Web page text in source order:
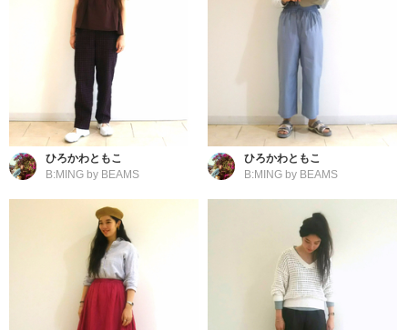
ひろかわともこ
B:MING by BEAMS
ひろかわともこ
B:MING by BEAMS